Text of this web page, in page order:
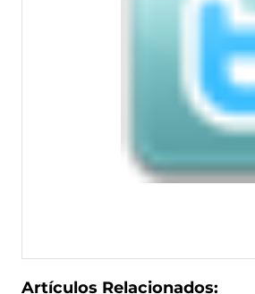
Artículos Relacionados: